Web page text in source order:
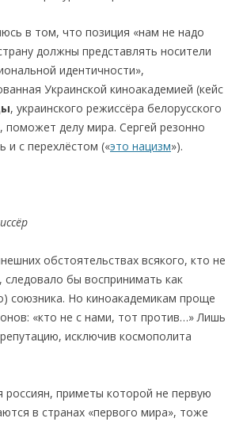
в том, что позиция «нам не надо
должны представлять носители
идентичности»,
Украинской киноакадемией (кейс
, украинcкого режиccёра белоруccкого
поможет делу мира. Сергей резонно
и с перехлёстом («это нацизм»).
обстоятельствах всякого, кто не
следовало бы воспринимать как
союзника. Но киноакадемикам проще
«кто не с нами, тот против…» Лишь
иcключив космополита
россиян, приметы которой не первую
в странах «первого мира», тоже